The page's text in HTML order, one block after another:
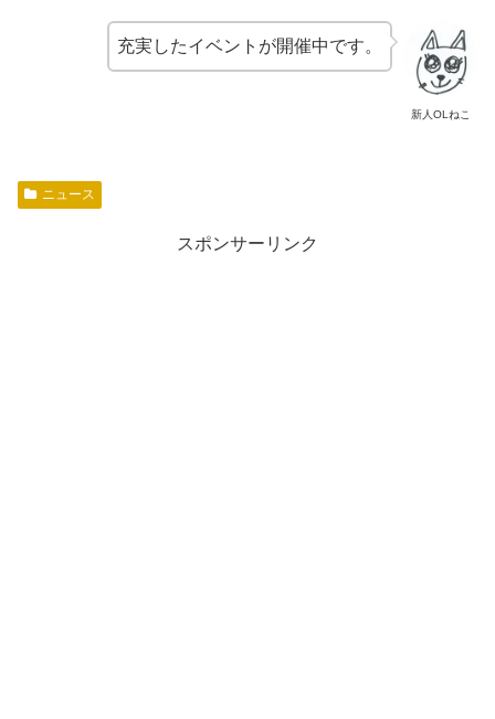
新人OLねこ
充実したイベントが開催中です。
ニュース
スポンサーリンク